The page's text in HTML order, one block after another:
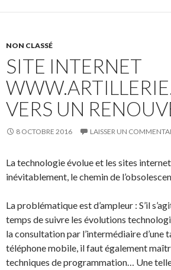
NON CLASSÉ
SITE INTERNET
VERS UN
8 OCTOBRE 2016 LAISSER UN
La technologie évolue et les sites
inévitablement, le chemin de
La problématique est d’ampleur : S’il
temps de suivre les évolutions
la consultation par l’intermédiaire d’une
téléphone mobile, il faut également
techniques de programmation… Une